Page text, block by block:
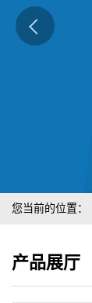
您当前的位置：
产品展厅